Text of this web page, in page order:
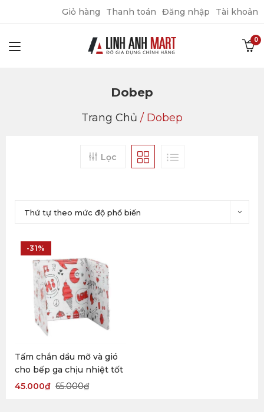
Giỏ hàng Thanh toán Đăng nhập Tài khoản
Dobep
Trang Chủ / Dobep
Lọc
Thứ tự theo mức độ phổ biến
-31%
Tấm chắn dầu mỡ và gió
cho bếp ga chịu nhiệt tốt
65.000₫
45.000₫